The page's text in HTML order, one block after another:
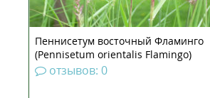
Пеннисетум восточный Фламинго
(Pennisetum orientalis Flamingo)
рассада
отзывов: 0